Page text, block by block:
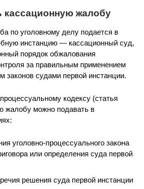
кассационную жалобу
по уголовному делу подается в
инстанцию — кассационный суд,
порядок обжалования
за правильным применением
законов судами первой инстанции.
кодексу (статья
жалобу можно подавать в
уголовно-процессуального закона
или определения суда первой
решения суда первой инстанции